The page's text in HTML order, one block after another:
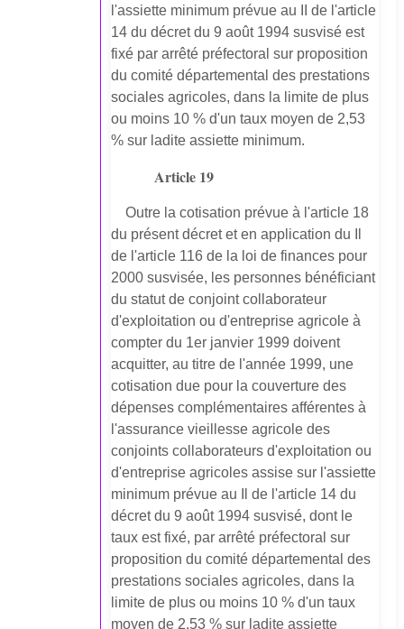
l'assiette minimum prévue au II de l'article
14 du décret du 9 août 1994 susvisé est
fixé par arrêté préfectoral sur proposition
du comité départemental des prestations
sociales agricoles, dans la limite de plus
ou moins 10 % d'un taux moyen de 2,53
% sur ladite assiette minimum.
Article 19
Outre la cotisation prévue à l'article 18
du présent décret et en application du Il
de l'article 116 de la loi de finances pour
2000 susvisée, les personnes bénéficiant
du statut de conjoint collaborateur
d'exploitation ou d'entreprise agricole à
compter du 1er janvier 1999 doivent
acquitter, au titre de l'année 1999, une
cotisation due pour la couverture des
dépenses complémentaires afférentes à
l'assurance vieillesse agricole des
conjoints collaborateurs d'exploitation ou
d'entreprise agricoles assise sur l'assiette
minimum prévue au Il de l'article 14 du
décret du 9 août 1994 susvisé, dont le
taux est fixé, par arrêté préfectoral sur
proposition du comité départemental des
prestations sociales agricoles, dans la
limite de plus ou moins 10 % d'un taux
moyen de 2,53 % sur ladite assiette